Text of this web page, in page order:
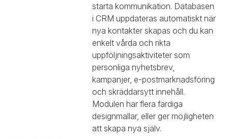
starta kommunikation. Databasen
i CRM uppdateras automatiskt när
nya kontakter skapas och du kan
enkelt vårda och rikta
uppföljningsaktiviteter som
personliga nyhetsbrev,
kampanjer, e-postmarknadsföring
och skräddarsytt innehåll.
Modulen har flera färdiga
designmallar, eller ger möjligheten
att skapa nya själv.